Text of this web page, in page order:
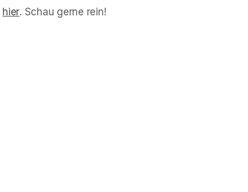
hier(opens in a new tab)
. Schau gerne rein!